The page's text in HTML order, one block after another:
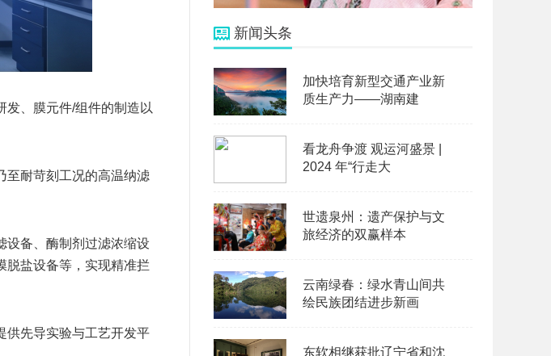
发、膜元件/组件的制造以
至耐苛刻工况的高温纳滤
设备、酶制剂过滤浓缩设
脱盐设备等，实现精准拦
供先导实验与工艺开发平
新闻头条
加快培育新型交通产业新
质生产力——湖南建
看龙舟争渡 观运河盛景 |
2024 年“行走大
世遗泉州：遗产保护与文
旅经济的双赢样本
云南绿春：绿水青山间共
绘民族团结进步新画
东软相继获批辽宁省和沈